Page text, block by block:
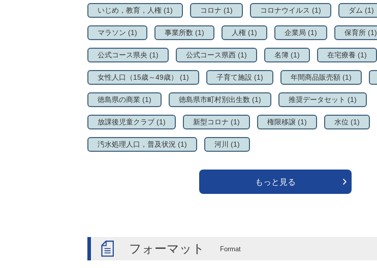
いじめ，教育，人権 (1) コロナ (1) コロナウイルス (1) ダム (1)
マラソン (1) 事業所数 (1) 人権 (1) 企業局 (1) 保育所 (1)
公式コース県央 (1) 公式コース県西 (1) 名簿 (1) 在宅療養 (1)
女性人口（15歳～49歳） (1) 子育て施設 (1) 年間商品販売額 (1)
徳島県の商業 (1) 徳島県市町村別出生数 (1) 推奨データセット (1)
放課後児童クラブ (1) 新型コロナ (1) 権限移譲 (1) 水位 (1)
汚水処理人口，普及状況 (1) 河川 (1)
もっと見る
フォーマット